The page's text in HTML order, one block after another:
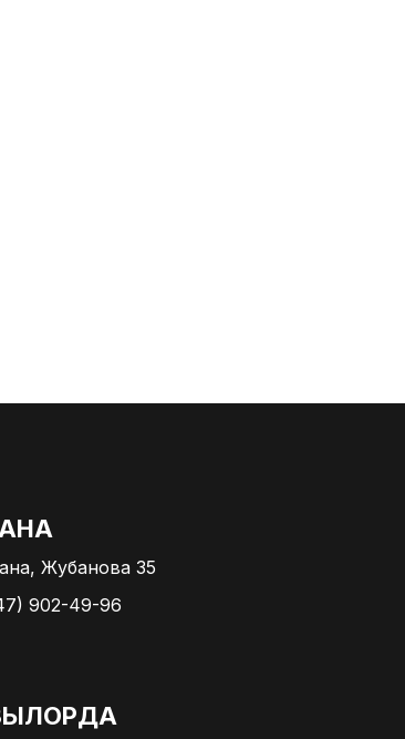
Жубанова 35
902-49-96